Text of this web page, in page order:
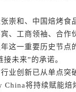
和、中国焙烤食
、工商领袖、合作
这一重要历史节点
未来”的承诺。
创新已从单点突
将持续赋能焙